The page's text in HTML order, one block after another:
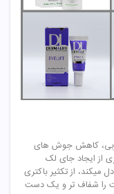
کاهش جوش های
از ایجاد جای لک
از تکثیر باکتری
را شفاف تر و یک دست